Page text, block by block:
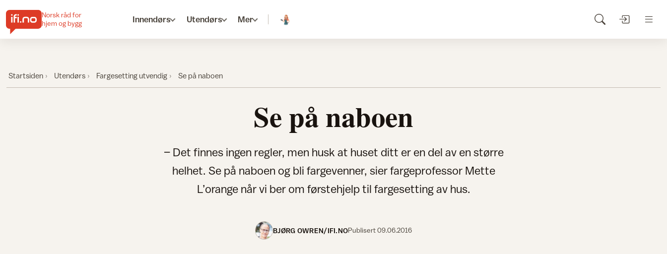
Norsk råd for
hjem og bygg
Innendørs Utendørs Mer
Startsiden Utendørs Fargesetting utvendig Se på naboen
Se på naboen
– Det finnes ingen regler, men husk at huset ditt er en del av en større
helhet. Se på naboen og bli fargevenner, sier fargeprofessor Mette
L’orange når vi ber om førstehjelp til fargesetting av hus.
BJØRG OWREN/IFI.NOPublisert09.06.2016